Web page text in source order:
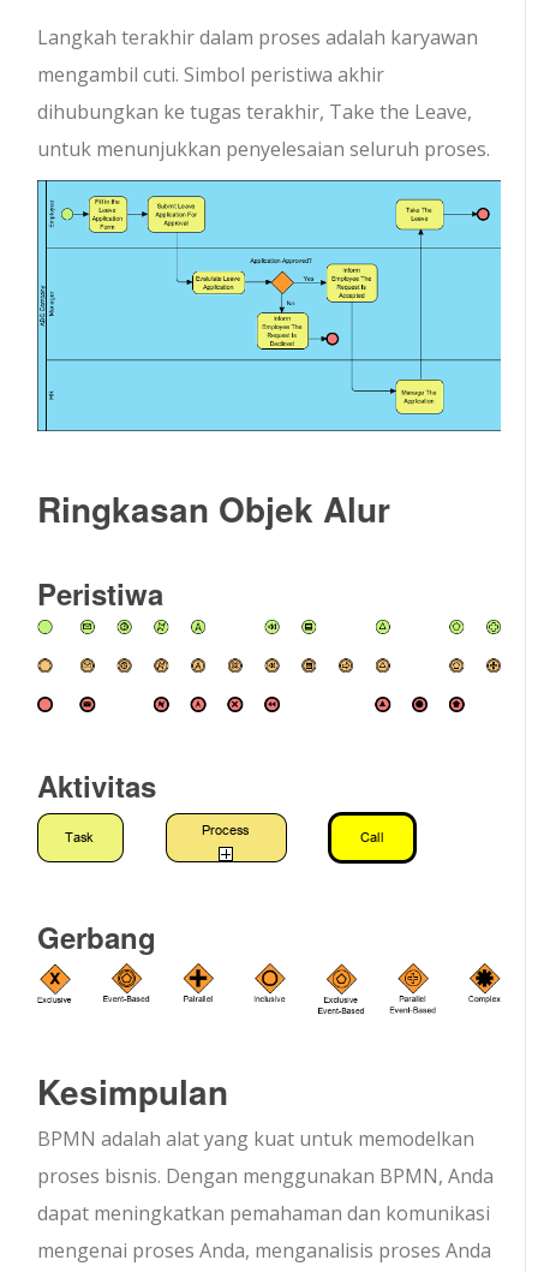
Langkah terakhir dalam proses adalah karyawan
mengambil cuti. Simbol peristiwa akhir
dihubungkan ke tugas terakhir, Take the Leave,
untuk menunjukkan penyelesaian seluruh proses.
Ringkasan Objek Alur
Peristiwa
Aktivitas
Gerbang
Kesimpulan
BPMN adalah alat yang kuat untuk memodelkan
proses bisnis. Dengan menggunakan BPMN, Anda
dapat meningkatkan pemahaman dan komunikasi
mengenai proses Anda, menganalisis proses Anda